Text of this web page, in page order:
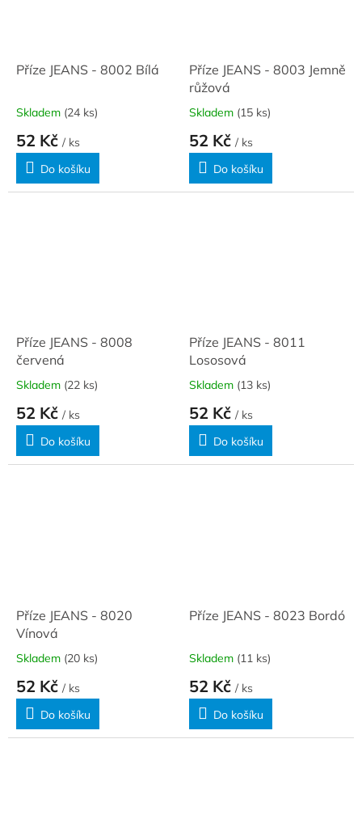
Příze JEANS - 8002 Bílá
Skladem (24 ks)
52 Kč / ks
Do košíku
Příze JEANS - 8003 Jemně
růžová
Skladem (15 ks)
52 Kč / ks
Do košíku
Příze JEANS - 8008
červená
Skladem (22 ks)
52 Kč / ks
Do košíku
Příze JEANS - 8011
Lososová
Skladem (13 ks)
52 Kč / ks
Do košíku
Příze JEANS - 8020
Vínová
Skladem (20 ks)
52 Kč / ks
Do košíku
Příze JEANS - 8023 Bordó
Skladem (11 ks)
52 Kč / ks
Do košíku